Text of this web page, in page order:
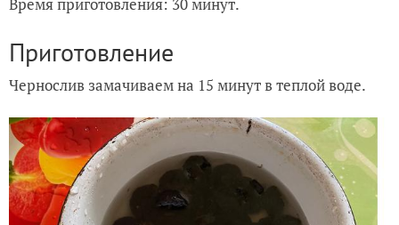
Время приготовления: 30 минут.
Приготовление
Чернослив замачиваем на 15 минут в теплой воде.